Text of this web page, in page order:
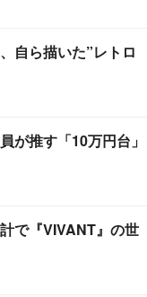
自ら描いた”レトロ
が推す「10万円台」
で『VIVANT』の世